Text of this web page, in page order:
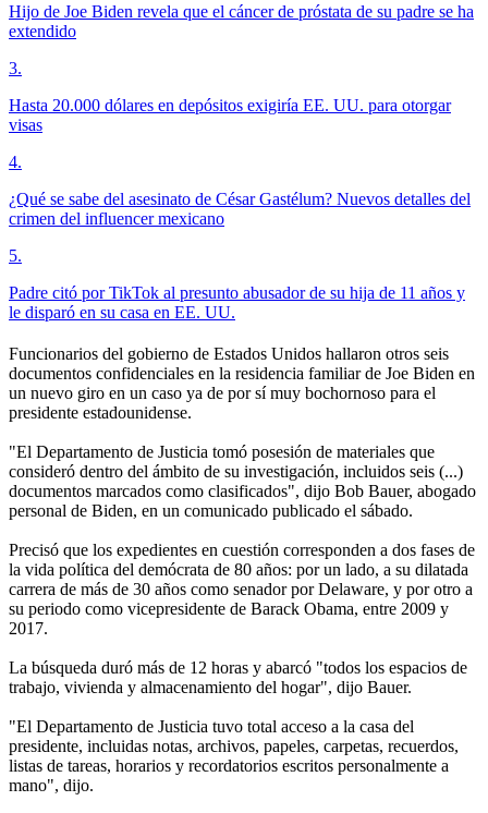
Hijo de Joe Biden revela que el cáncer de próstata de su padre se ha
extendido
3.
Hasta 20.000 dólares en depósitos exigiría EE. UU. para otorgar
visas
4.
¿Qué se sabe del asesinato de César Gastélum? Nuevos detalles del
crimen del influencer mexicano
5.
Padre citó por TikTok al presunto abusador de su hija de 11 años y
le disparó en su casa en EE. UU.
Funcionarios del gobierno de Estados Unidos hallaron otros seis
documentos confidenciales en la residencia familiar de Joe Biden en
un nuevo giro en un caso ya de por sí muy bochornoso para el
presidente estadounidense.
"El Departamento de Justicia tomó posesión de materiales que
consideró dentro del ámbito de su investigación, incluidos seis (...)
documentos marcados como clasificados", dijo Bob Bauer, abogado
personal de Biden, en un comunicado publicado el sábado.
Precisó que los expedientes en cuestión corresponden a dos fases de
la vida política del demócrata de 80 años: por un lado, a su dilatada
carrera de más de 30 años como senador por Delaware, y por otro a
su periodo como vicepresidente de Barack Obama, entre 2009 y
2017.
La búsqueda duró más de 12 horas y abarcó "todos los espacios de
trabajo, vivienda y almacenamiento del hogar", dijo Bauer.
"El Departamento de Justicia tuvo total acceso a la casa del
presidente, incluidas notas, archivos, papeles, carpetas, recuerdos,
listas de tareas, horarios y recordatorios escritos personalmente a
mano", dijo.